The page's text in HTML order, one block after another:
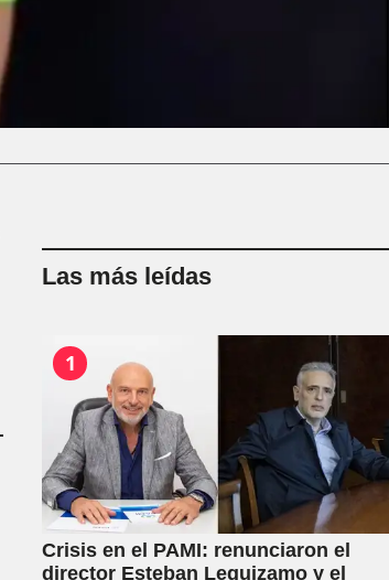
Las más leídas
1
Crisis en el PAMI: renunciaron el
director Esteban Leguizamo y el